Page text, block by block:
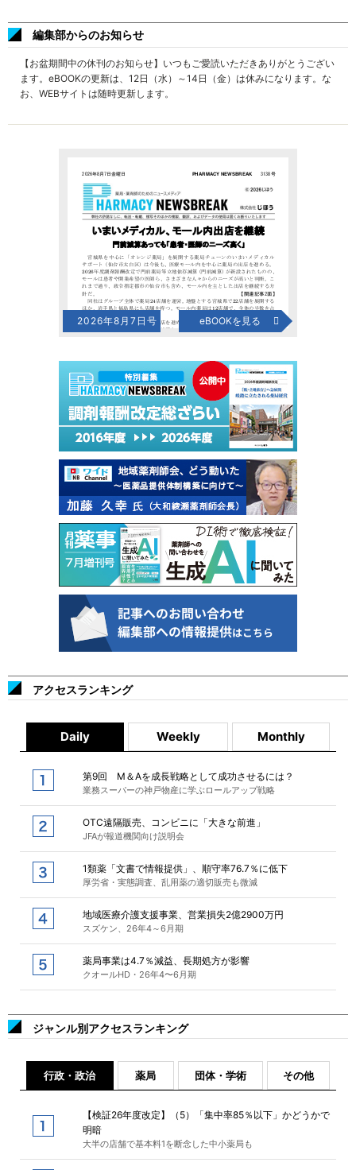
編集部からのお知らせ
【お盆期間中の休刊のお知らせ】いつもご愛読いただきありがとうござい
ます。eBOOKの更新は、12日（水）～14日（金）は休みになります。な
お、WEBサイトは随時更新します。
2026年8月7日号 eBOOKを見る
アクセスランキング
Daily Weekly Monthly
第9回 M＆Aを成長戦略として成功させるには？
業務スーパーの神戸物産に学ぶロールアップ戦略
OTC遠隔販売、コンビニに「大きな前進」
JFAが報道機関向け説明会
1類薬「文書で情報提供」、順守率76.7％に低下
厚労省・実態調査、乱用薬の適切販売も微減
地域医療介護支援事業、営業損失2億2900万円
スズケン、26年4～6月期
薬局事業は4.7％減益、長期処方が影響
クオールHD・26年4〜6月期
ジャンル別アクセスランキング
行政・政治 薬局 団体・学術 その他
【検証26年度改定】（5）「集中率85％以下」かどうかで
明暗
大半の店舗で基本料1を断念した中小薬局も